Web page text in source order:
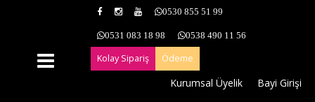
0530 855 51 99
0531 083 18 98 0538 490 11 56
Kolay Sipariş Ödeme
Kurumsal Üyelik Bayi Girişi